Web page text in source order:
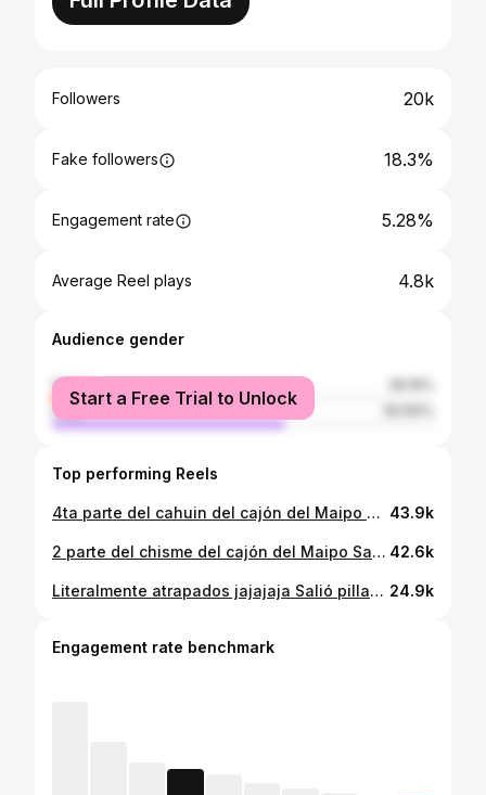
Followers 20k
Fake followers 18.3%
Engagement rate 5.28%
Average Reel plays 4.8k
Audience gender
female
male
Start a Free Trial to Unlock
Top performing Reels
4ta parte del cahuin del cajón del Maipo #rescate #cajondelmaipo 43.9k
2 parte del chisme del cajón del Maipo Sale 3ra? Hay más videos mándenme!!! #atrapados #cajondelmaipo 42.6k
Literalmente atrapados jajajaja Salió pillado el compadre 🤣 Que opinamos ? #atrapados #rescate #cajondelmaipo 24.9k
Engagement rate benchmark